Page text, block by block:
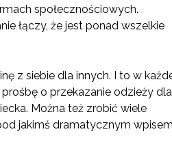
społecznościowych.
łączy, że jest ponad wszelkie
z siebie dla innych. I to w
o przekazanie odzieży dla
Można też zrobić wiele
jakimś dramatycznym wpisem